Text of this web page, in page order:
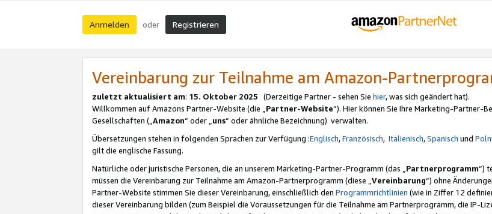
Anmelden oder Registrieren
Vereinbarung zur Teilnahme am Amazon-
zuletzt aktualisiert am: 15. Oktober 2025 (Derzeitige Partner - sehen Sie hier, was sich geändert hat).
Willkommen auf Amazons Partner-Website (die „Partner-Website“). Hier können Sie Ihre Marketing-Partner-
Gesellschaften („Amazon“ oder „uns“ oder ähnliche Bezeichnung) verwalten.
Übersetzungen stehen in folgenden Sprachen zur Verfügung :Englisch,Französisch, Italienisch,Spanisch und
gilt die englische Fassung.
Natürliche oder juristische Personen, die an unserem Marketing-Partner-Programm (das „Partnerprogramm“)
müssen die Vereinbarung zur Teilnahme am Amazon-Partnerprogramm (diese „Vereinbarung“) ohne
Partner-Website stimmen Sie dieser Vereinbarung, einschließlich den Programmrichtlinien (wie in Ziffer 12
dieser Vereinbarung bilden (zum Beispiel die Voraussetzungen für die Teilnahme am Partnerprogramm, die IP-